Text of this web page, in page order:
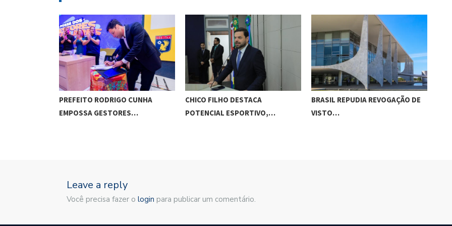
PREFEITO RODRIGO CUNHA
EMPOSSA GESTORES…
CHICO FILHO DESTACA
POTENCIAL ESPORTIVO,…
BRASIL REPUDIA REVOGAÇÃO DE
VISTO…
Leave a reply
Você precisa fazer o login para publicar um comentário.